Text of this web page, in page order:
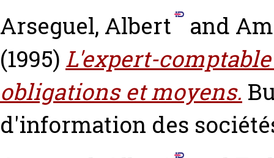
Arseguel, Albert
and
(1995) L'expert-
obligations et moyens.
d'information des